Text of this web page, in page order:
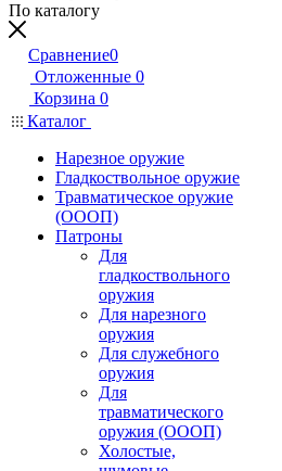
По каталогу
Сравнение0
Отложенные 0
Корзина 0
Каталог
Нарезное оружие
Гладкоствольное оружие
Травматическое оружие
(ОООП)
Патроны
Для
гладкоствольного
оружия
Для нарезного
оружия
Для служебного
оружия
Для
травматического
оружия (ОООП)
Холостые,